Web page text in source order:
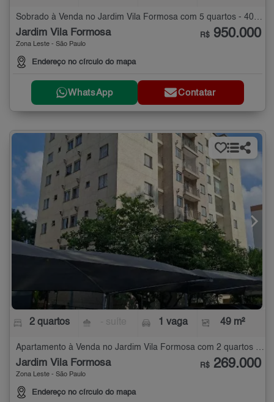
Jardim Vila Formosa
Zona Leste - São Paulo
Endereço no círculo do mapa
R$ 950.000
WhatsApp Contatar
2 quartos 1 vaga 49 m²
Apartamento à Venda no Jardim Vila Formosa com 2 quartos - 49 m²
Jardim Vila Formosa
Zona Leste - São Paulo
Endereço no círculo do mapa
R$ 269.000